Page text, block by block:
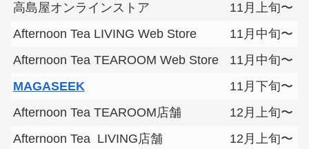
高島屋オンラインストア
11月上旬〜
Afternoon Tea LIVING Web Store
11月中旬〜
Afternoon Tea TEAROOM Web Store
11月中旬〜
MAGASEEK
11月下旬〜
Afternoon Tea TEAROOM店舗
12月上旬〜
Afternoon Tea LIVING店舗
12月上旬〜